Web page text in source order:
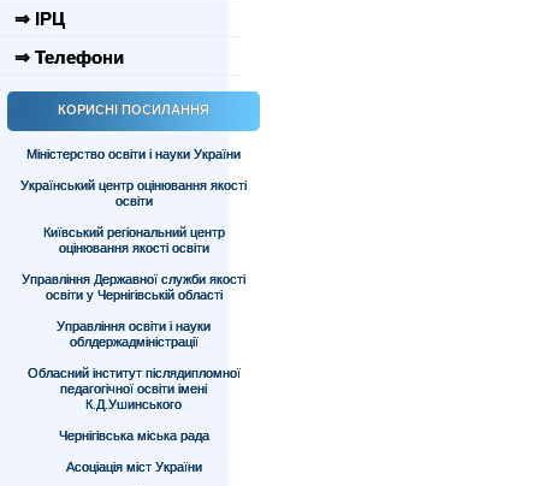
⇒ ІРЦ
⇒ Телефони
КОРИСНІ ПОСИЛАННЯ
Міністерство освіти і науки України
Український центр оцінювання якості
освіти
Київський регіональний центр
оцінювання якості освіти
Управління Державної служби якості
освіти у Чернігівській області
Управління освіти і науки
облдержадміністрації
Обласний інститут післядипломної
педагогічної освіти імені
К.Д.Ушинського
Чернігівська міська рада
Асоціація міст України